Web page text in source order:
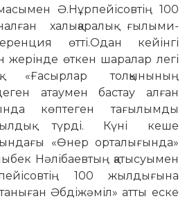
Ә.Нұрпейісовтің 100
халықаралық ғылыми-
өтті.Одан кейінгі
жерінде өткен шаралар легі
«Ғасырлар толқынының
атаумен бастау алған
көптеген тағылымды
түрді. Күні кеше
«Өнер орталығында»
Нәлібаевтың қатысуымен
100 жылдығына
Әбдіжәміл» атты еске